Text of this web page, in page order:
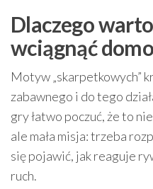
Dlaczego
wciągnąć
Motyw „skarpetkowych”
zabawnego i do tego
gry łatwo poczuć, że to
ale mała misja: trzeba
się pojawić, jak reaguje
ruch.